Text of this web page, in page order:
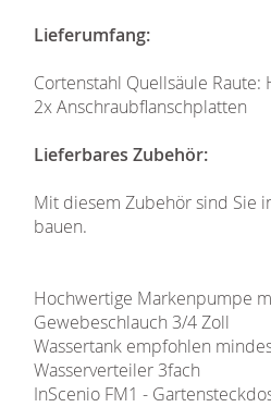
Lieferumfang:
Cortenstahl Quellsäule Raute:
2x Anschraubflanschplatten
Lieferbares Zubehör:
Mit diesem Zubehör sind Sie
bauen.
Hochwertige Markenpumpe
Gewebeschlauch 3/4 Zoll
Wassertank empfohlen
Wasserverteiler 3fach
InScenio FM1 -